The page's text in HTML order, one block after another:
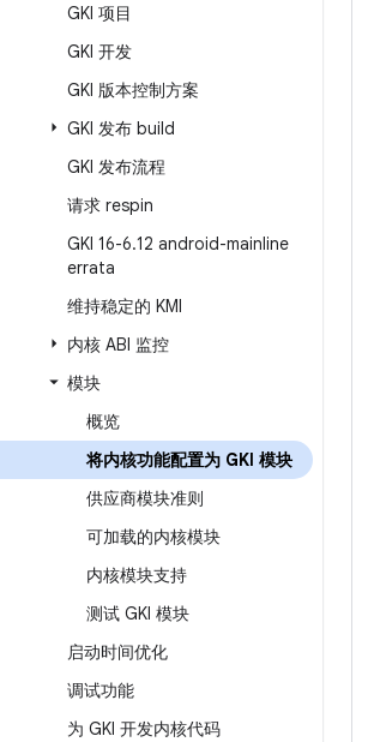
GKI 项目
GKI 开发
GKI 版本控制方案
GKI 发布 build
GKI 发布流程
请求 respin
GKI 16-6.12 android-mainline
errata
维持稳定的 KMI
内核 ABI 监控
模块
概览
将内核功能配置为 GKI 模块
供应商模块准则
可加载的内核模块
内核模块支持
测试 GKI 模块
启动时间优化
调试功能
为 GKI 开发内核代码